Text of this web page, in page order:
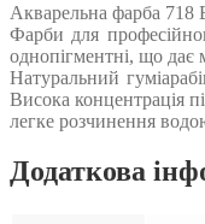
Акварельна фарба 718
Фарби для
однопігментні, що дає
Натуральний
Висока концентрація
легке розчинення
Додаткова